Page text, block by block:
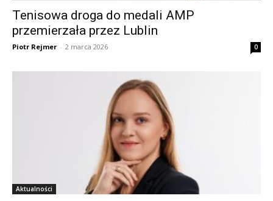
Tenisowa droga do medali AMP
przemierzała przez Lublin
Piotr Rejmer - 2 marca 2026 0
Aktualności